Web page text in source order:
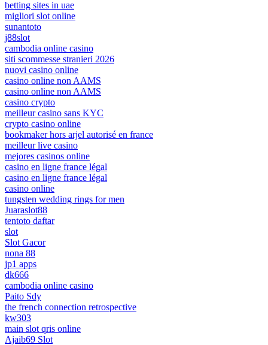
betting sites in uae
migliori slot online
sunantoto
j88slot
cambodia online casino
siti scommesse stranieri 2026
nuovi casino online
casino online non AAMS
casino online non AAMS
casino crypto
meilleur casino sans KYC
crypto casino online
bookmaker hors arjel autorisé en france
meilleur live casino
mejores casinos online
casino en ligne france légal
casino en ligne france légal
casino online
tungsten wedding rings for men
Juaraslot88
tentoto daftar
slot
Slot Gacor
nona 88
jp1 apps
dk666
cambodia online casino
Paito Sdy
the french connection retrospective
kw303
main slot qris online
Ajaib69 Slot